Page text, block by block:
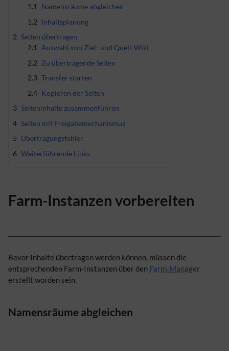
1.1
Namensräume abgleichen
1.2 Inhaltsplanung
2 Seiten übertragen
2.1
Auswahl von Ziel- und Quell-Wiki
2.2 Zu übertragende Seiten
2.3 Transfer starten
2.4 Kopieren der Seiten
3 Seiteninhalte zusammenführen
4 Seiten mit Freigabemechanismus
5 Übertragungsfehler
6 Weiterführende Links
Farm-Instanzen vorbereiten
Bevor Inhalte übertragen werden können, müssen die
entsprechenden Farm-Instanzen über den Farm-Manager
erstellt worden sein.
Namensräume abgleichen